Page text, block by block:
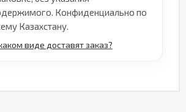
Конфиденциально по
Казахстану.
виде доставят заказ?